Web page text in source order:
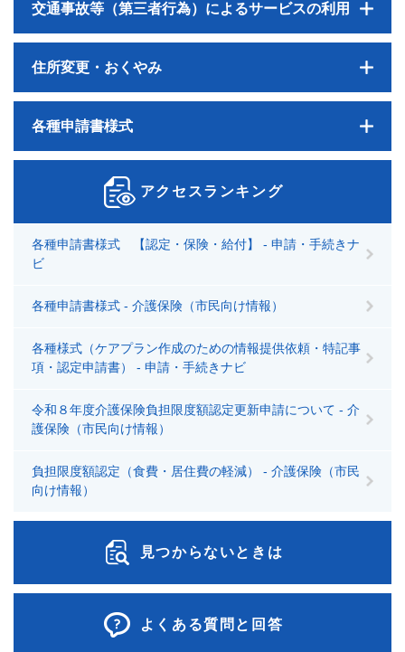
交通事故等（第三者行為）によるサービスの利用
住所変更・おくやみ
各種申請書様式
アクセスランキング
各種申請書様式 【認定・保険・給付】 - 申請・手続きナ
ビ
各種申請書様式 - 介護保険（市民向け情報）
各種様式（ケアプラン作成のための情報提供依頼・特記事
項・認定申請書） - 申請・手続きナビ
令和８年度介護保険負担限度額認定更新申請について - 介
護保険（市民向け情報）
負担限度額認定（食費・居住費の軽減） - 介護保険（市民
向け情報）
見つからないときは
よくある質問と回答